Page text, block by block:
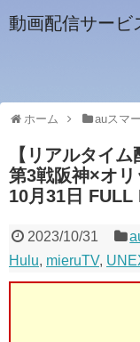
動画配信サービ
ホーム auスマ
【リアルタイ
第3戦阪神×オ
10月31日 FULL
2023/10/31
Hulu, mieruTV,